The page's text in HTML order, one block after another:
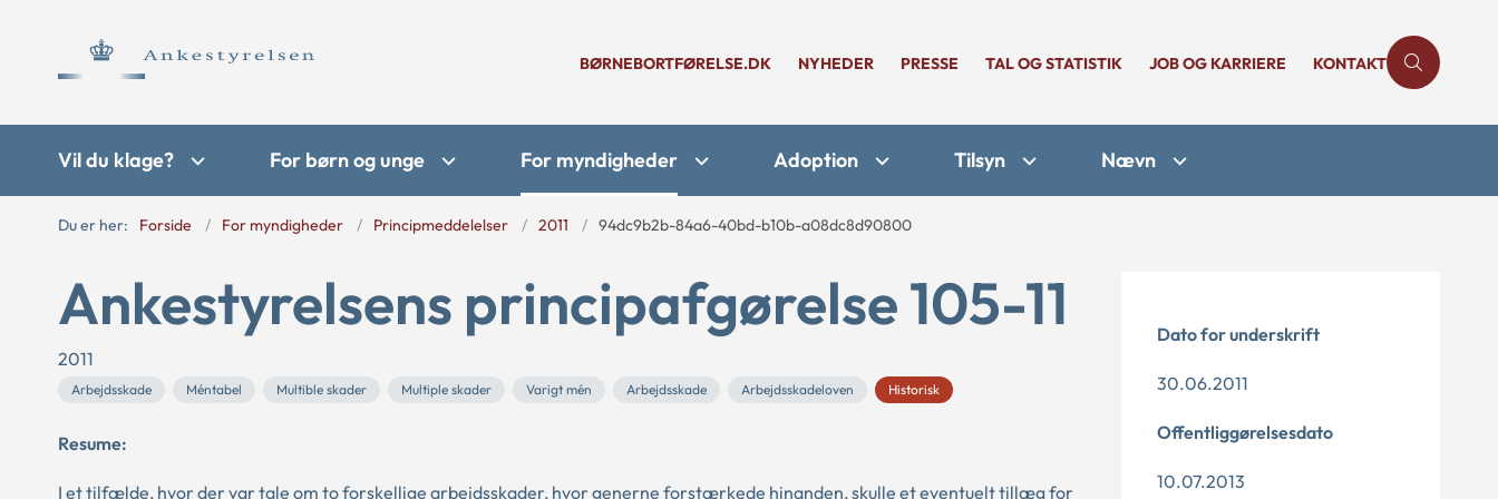
BØRNEBORTFØRELSE.DK NYHEDER PRESSE TAL OG STATISTIK JOB OG KARRIERE KONTAKT
Vil du klage? For børn og unge For myndigheder Adoption Tilsyn Nævn
Du er her: Forside For myndigheder Principmeddelelser 2011 94dc9b2b-84a6-40bd-b10b-a08dc8d90800
Ankestyrelsens principafgørelse 105-11
2011
Arbejdsskade Méntabel Multible skader Multiple skader Varigt mén Arbejdsskade Arbejdsskadeloven Historisk
Resume:
I et tilfælde, hvor der var tale om to forskellige arbejdsskader, hvor generne forstærkede hinanden, skulle et eventuelt tillæg for
Dato for underskrift
30.06.2011
Offentliggørelsesdato
10.07.2013